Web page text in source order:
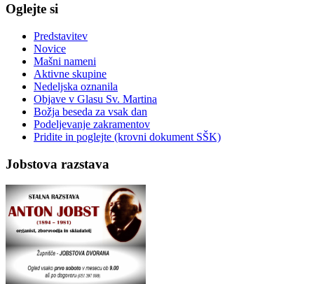
Oglejte si
Predstavitev
Novice
Mašni nameni
Aktivne skupine
Nedeljska oznanila
Objave v Glasu Sv. Martina
Božja beseda za vsak dan
Podeljevanje zakramentov
Pridite in poglejte (krovni dokument SŠK)
Jobstova razstava